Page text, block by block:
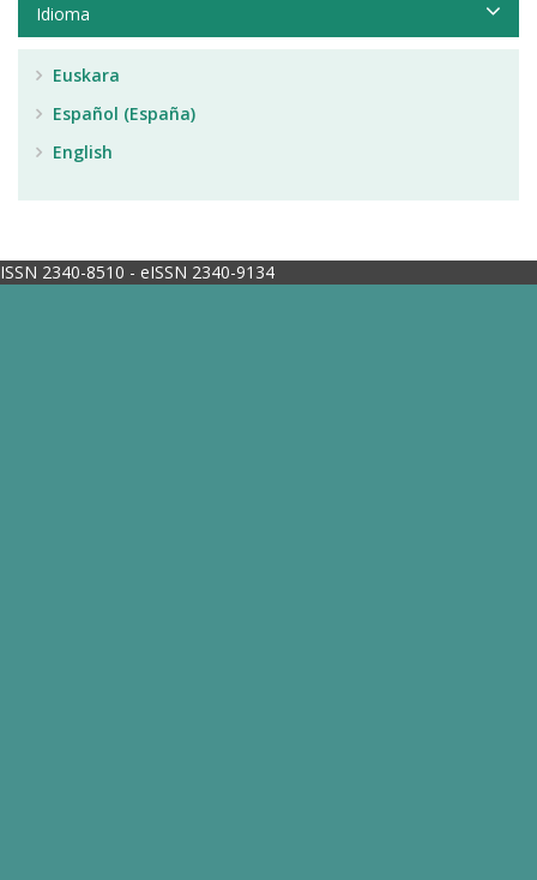
Idioma
Euskara
Español (España)
English
ISSN 2340-8510 - eISSN 2340-9134